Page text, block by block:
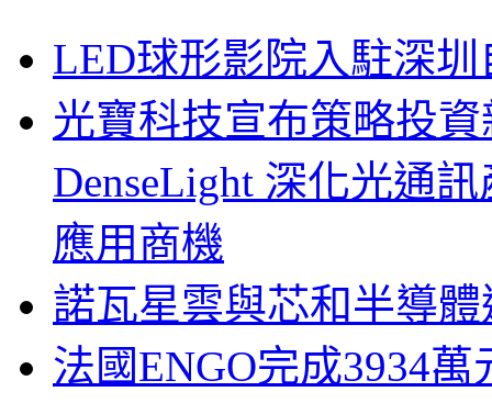
LED球形影院入駐深
光寶科技宣布策略投
DenseLight 深化光通
應用商機
諾瓦星雲與芯和半導
法國ENGO完成3934